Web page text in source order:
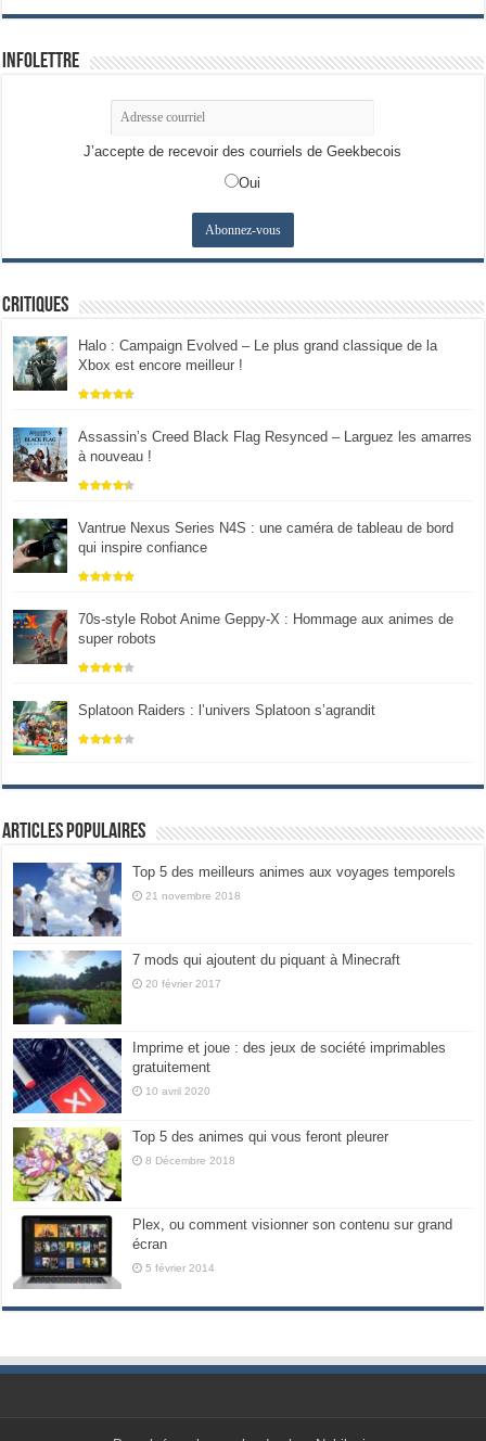
Infolettre
J’accepte de recevoir des courriels de Geekbecois
Oui
Critiques
Halo : Campaign Evolved – Le plus grand classique de la
Xbox est encore meilleur !
Assassin’s Creed Black Flag Resynced – Larguez les amarres
à nouveau !
Vantrue Nexus Series N4S : une caméra de tableau de bord
qui inspire confiance
70s-style Robot Anime Geppy-X : Hommage aux animes de
super robots
Splatoon Raiders : l’univers Splatoon s’agrandit
Articles populaires
Top 5 des meilleurs animes aux voyages temporels
21 novembre 2018
7 mods qui ajoutent du piquant à Minecraft
20 février 2017
Imprime et joue : des jeux de société imprimables
gratuitement
10 avril 2020
Top 5 des animes qui vous feront pleurer
8 Décembre 2018
Plex, ou comment visionner son contenu sur grand
écran
5 février 2014